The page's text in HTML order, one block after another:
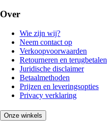
Over
Wie zijn wij?
Neem contact op
Verkoopvoorwaarden
Retourneren en terugbetalen
Juridische disclaimer
Betaalmethoden
Prijzen en leveringsopties
Privacy verklaring
Onze winkels